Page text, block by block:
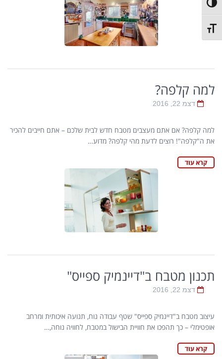
מתג ניגודיות גבוהה
מתג גודל גופן
למה קלפה?
דצמ 22, 2016
למה קלפה? אם אתם מעצבים מטבח חדש לבית שלכם – אתם חייבים להכיר
את ה"קלפה"! רוצים לדעת מהי קלפה? מדוע…
קרא עוד
תכנון מטבח ב"דיינמיק ספייס"
דצמ 22, 2016
עיצוב מטבח ב"דיינמיק ספייס" שטף עבודה נוח, תנועה איכותית ומרחב
אופטימלי – כך תהפכו את חוויית הבישול במטבח, לחוויה נוחה,…
קרא עוד